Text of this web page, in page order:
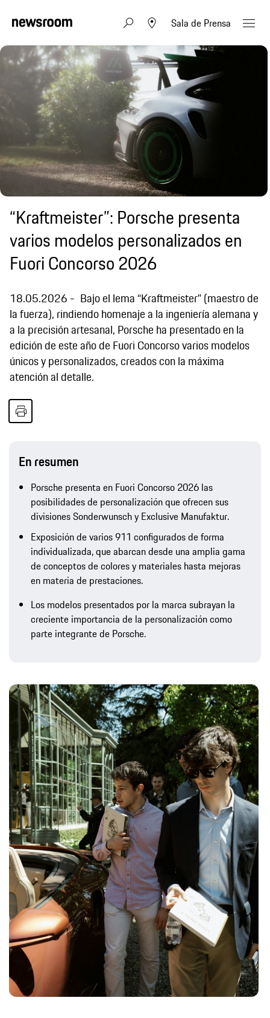
Sala de Prensa
“Kraftmeister”: Porsche presenta
varios modelos personalizados en
Fuori Concorso 2026
18.05.2026
Bajo el lema “Kraftmeister” (maestro de
la fuerza), rindiendo homenaje a la ingeniería alemana y
a la precisión artesanal, Porsche ha presentado en la
edición de este año de Fuori Concorso varios modelos
únicos y personalizados, creados con la máxima
atención al detalle.
En resumen
Porsche presenta en Fuori Concorso 2026 las
posibilidades de personalización que ofrecen sus
divisiones Sonderwunsch y Exclusive Manufaktur.
Exposición de varios 911 configurados de forma
individualizada, que abarcan desde una amplia gama
de conceptos de colores y materiales hasta mejoras
en materia de prestaciones.
Los modelos presentados por la marca subrayan la
creciente importancia de la personalización como
parte integrante de Porsche.